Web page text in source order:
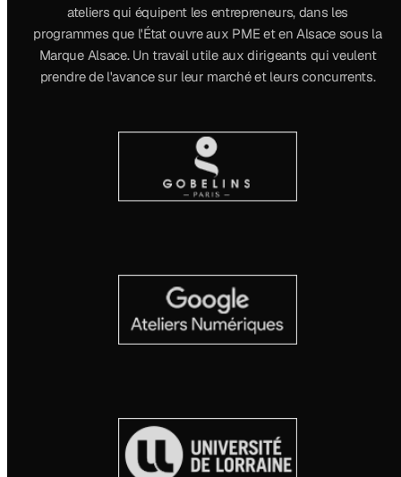
ateliers qui équipent les entrepreneurs, dans les
programmes que l'État ouvre aux PME et en Alsace sous la
Marque Alsace. Un travail utile aux dirigeants qui veulent
prendre de l'avance sur leur marché et leurs concurrents.